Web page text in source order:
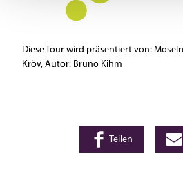
Diese Tour wird präsentiert von:
Kröv, Autor: Bruno Kihm
Teilen